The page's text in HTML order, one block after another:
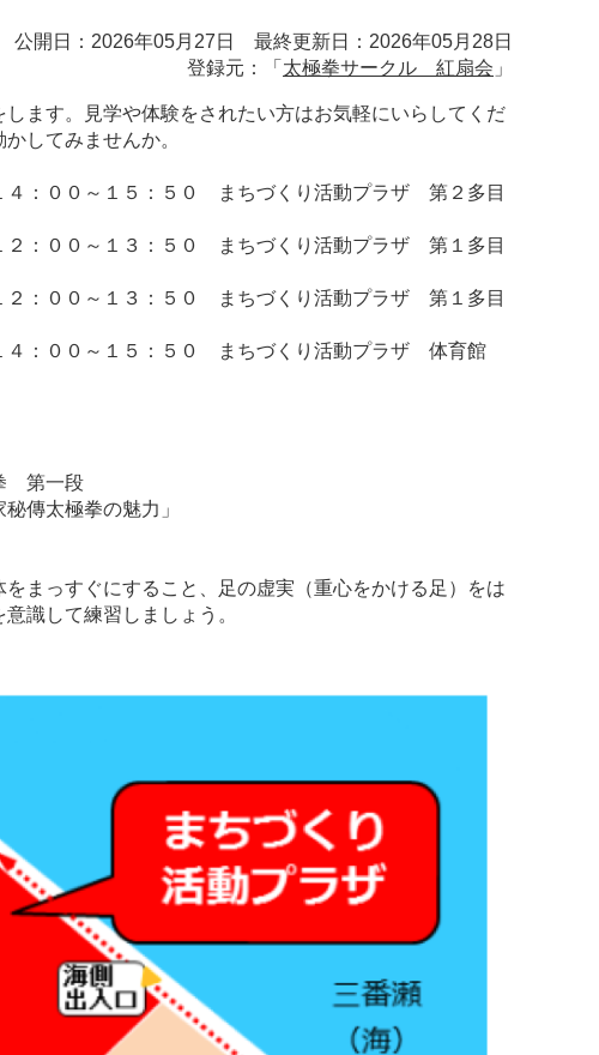
公開日：2026年05月27日 最終更新日：2026年05月28日
登録元：「 太極拳サークル 紅扇会 」
します。見学や体験をされたい方はお気軽にいらしてくだ
してみませんか。
：００～１５：５０ まちづくり活動プラザ 第２多目
２：００～１３：５０ まちづくり活動プラザ 第１多目
２：００～１３：５０ まちづくり活動プラザ 第１多目
４：００～１５：５０ まちづくり活動プラザ 体育館
第一段
傳太極拳の魅力」
をまっすぐにすること、足の虚実（重心をかける足）をは
識して練習しましょう。